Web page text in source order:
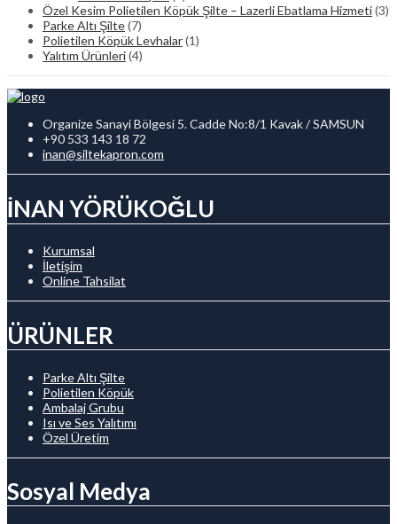
Özel Kesim Polietilen Köpük Şilte – Lazerli Ebatlama Hizmeti(3)
Parke Altı Şilte(7)
Polietilen Köpük Levhalar(1)
Yalıtım Ürünleri(4)
Organize Sanayi Bölgesi 5. Cadde No:8/1 Kavak / SAMSUN
+90 533 143 18 72
inan@siltekapron.com
İNAN YÖRÜKOĞLU
Kurumsal
İletişim
Online Tahsilat
ÜRÜNLER
Parke Altı Şilte
Polietilen Köpük
Ambalaj Grubu
Isı ve Ses Yalıtımı
Özel Üretim
Sosyal Medya